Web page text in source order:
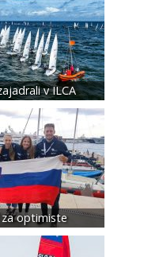
v ILCA
za optimiste